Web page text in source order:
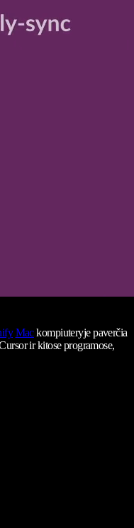
Mackompiuteryje paverčia
ir kitose programose,